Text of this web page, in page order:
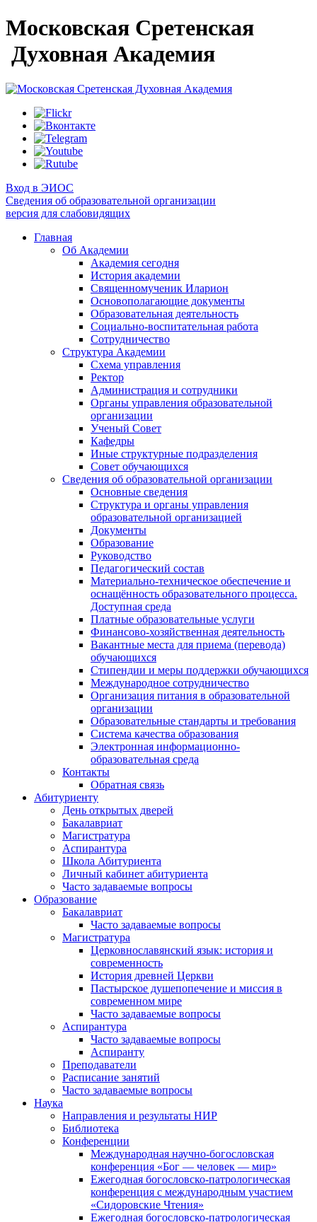
Московская Сретенская
Духовная Академия
Вход в ЭИОС
Сведения об образовательной организации
версия для слабовидящих
Главная
Об Академии
Академия сегодня
История академии
Священномученик Иларион
Основополагающие документы
Образовательная деятельность
Социально-воспитательная работа
Сотрудничество
Структура Академии
Схема управления
Ректор
Администрация и сотрудники
Органы управления образовательной
организации
Ученый Совет
Кафедры
Иные структурные подразделения
Совет обучающихся
Сведения об образовательной организации
Основные сведения
Структура и органы управления
образовательной организацией
Документы
Образование
Руководство
Педагогический состав
Материально-техническое обеспечение и
оснащённость образовательного процесса.
Доступная среда
Платные образовательные услуги
Финансово-хозяйственная деятельность
Вакантные места для приема (перевода)
обучающихся
Стипендии и меры поддержки обучающихся
Международное сотрудничество
Организация питания в образовательной
организации
Образовательные стандарты и требования
Система качества образования
Электронная информационно-
образовательная среда
Контакты
Обратная связь
Абитуриенту
День открытых дверей
Бакалавриат
Магистратура
Аспирантура
Школа Абитуриента
Личный кабинет абитуриента
Часто задаваемые вопросы
Образование
Бакалавриат
Часто задаваемые вопросы
Магистратура
Церковнославянский язык: история и
современность
История древней Церкви
Пастырское душепопечение и миссия в
современном мире
Часто задаваемые вопросы
Аспирантура
Часто задаваемые вопросы
Аспиранту
Преподаватели
Расписание занятий
Часто задаваемые вопросы
Наука
Направления и результаты НИР
Библиотека
Конференции
Международная научно-богословская
конференция «Бог — человек — мир»
Ежегодная богословско-патрологическая
конференция с международным участием
«Сидоровские Чтения»
Ежегодная богословско-патрологическая